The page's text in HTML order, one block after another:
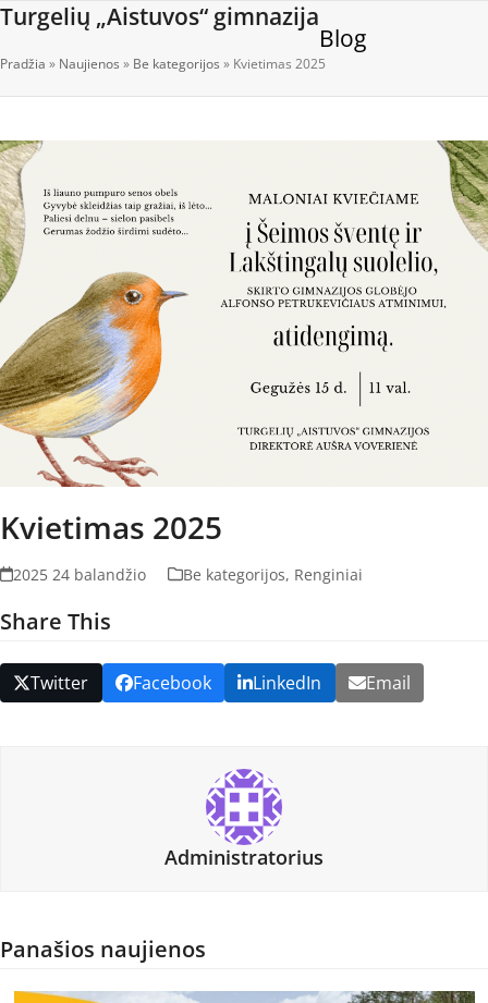
Skip
content
Turgelių „Aistuvos“ gimnazija
Open
mobile
Close
mobile
Blog
Pradžia » Naujienos » Be kategorijos » Kvietimas 2025
Kvietimas 2025
2025 24 balandžio Be kategorijos, Renginiai
Share This
Twitter Facebook LinkedIn Email
Administratorius
Panašios naujienos